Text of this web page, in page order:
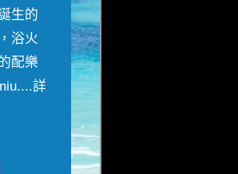
生的
浴火
配樂
詳